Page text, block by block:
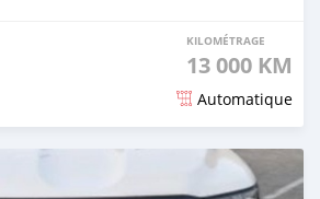
KILOMÉTRAGE
13 000 KM
Automatique